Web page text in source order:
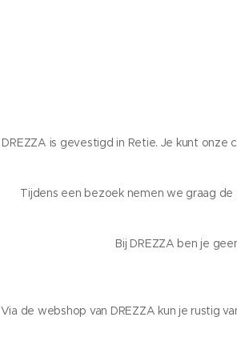
DREZZA is gevestigd in Retie. Je kunt
Tijdens een bezoek nemen we graag
Bij DREZZA ben je
Via de webshop van DREZZA kun je rustig